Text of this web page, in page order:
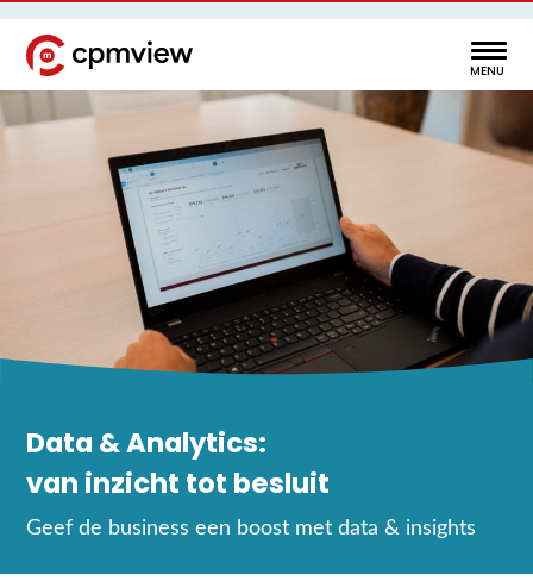
Data & Analytics:
van inzicht tot besluit
Geef de businesseen boost met data & insights